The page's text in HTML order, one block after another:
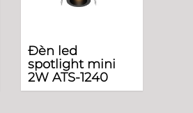
Đèn led
spotlight mini
2W ATS-1240